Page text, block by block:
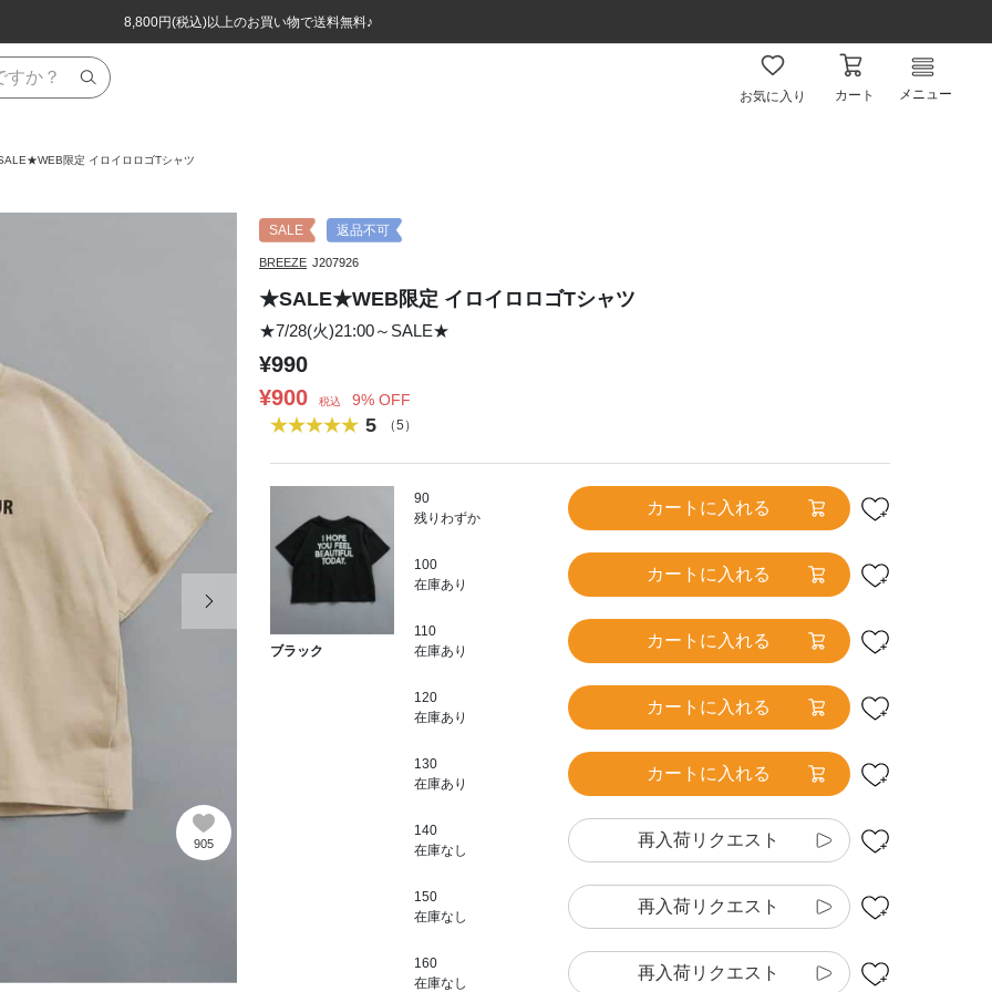
8,800円(税込)以上のお買い物で送料無料♪
ほぼ全品半額！！8/12(水)お昼12:59まで！！
8,800円(税込)以上のお買い物で送料無料♪
ほぼ全品半額！！8/12(水)お昼12:59まで！！
お気に入り カート メニュー
限定 イロイロロゴTシャツ
905
SALE 返品不可
BREEZE J207926
★SALE★WEB限定 イロイロロゴTシャツ
★7/28(火)21:00～SALE★
¥990
¥900
税込 9% OFF
5 （5）
ブラック
90
残りわずか
カートに入れる
100
在庫あり
カートに入れる
110
在庫あり
カートに入れる
120
在庫あり
カートに入れる
130
在庫あり
カートに入れる
140
在庫なし
再入荷リクエスト
150
在庫なし
再入荷リクエスト
160
在庫なし
再入荷リクエスト